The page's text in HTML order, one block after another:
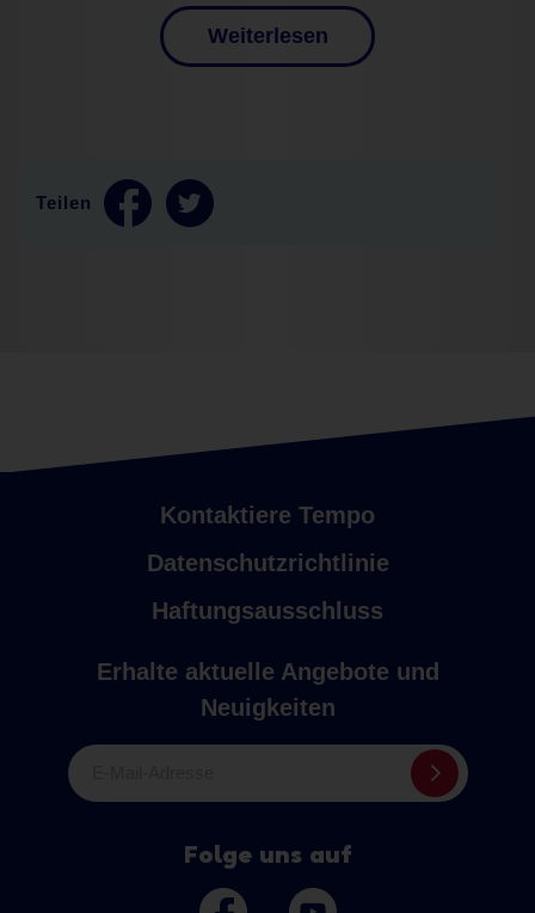
Weiterlesen
Teilen
Kontaktiere Tempo
Datenschutzrichtlinie
Haftungsausschluss
Erhalte aktuelle Angebote und
Neuigkeiten
Folge uns auf